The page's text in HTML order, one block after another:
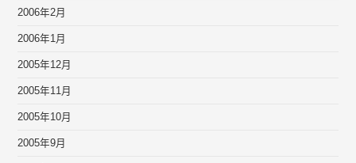
2006年2月
2006年1月
2005年12月
2005年11月
2005年10月
2005年9月